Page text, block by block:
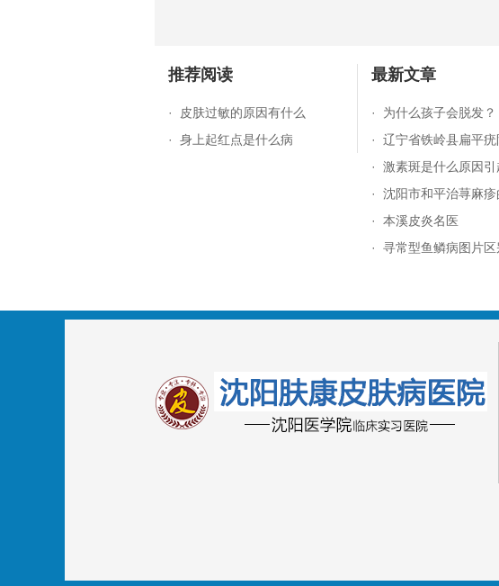
推荐阅读
·
皮肤过敏的原因有什么
· 身上起红点是什么病
最新文章
· 为什么孩子会脱发？
· 辽宁省铁岭县扁平
· 激素斑是什么原因引
· 沈阳市和平治荨麻疹
· 本溪皮炎名医
· 寻常型鱼鳞病图片区